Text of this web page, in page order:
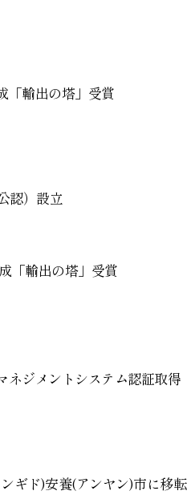
「輸出の塔」受賞
認）設立
「輸出の塔」受賞
ネジメントシステム認証取得
ギド)安養(アンヤン)市に移転